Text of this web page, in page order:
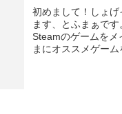
初めまして！しょ
ます、とふまぁで
Steamのゲームをメ
まにオススメゲー